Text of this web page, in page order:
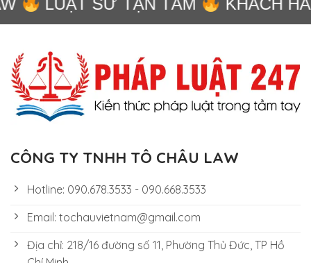
LUẬT SƯ TẬN TÂM KHÁCH
CÔNG TY TNHH TÔ CHÂU LAW
Hotline: 090.678.3533 - 090.668.3533
Email: tochauvietnam@gmail.com
Địa chỉ: 218/16 đường số 11, Phường Thủ Đức, TP Hồ